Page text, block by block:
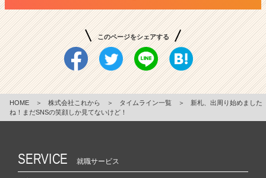
このページをシェアする
HOME ＞ 株式会社これから ＞ タイムライン一覧 ＞
新札、出周り始めました
ね！まだSNSの笑顔しか見てないけど！
SERVICE 就職サービス